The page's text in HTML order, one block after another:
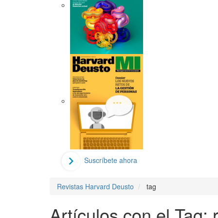
Suscríbete ahora
Revistas Harvard Deusto tag